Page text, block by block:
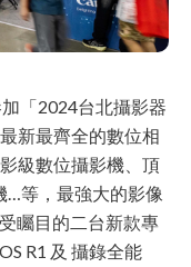
「2024台北攝影器
新最齊全的數位相
級數位攝影機、頂
…等，最強大的影像
矚目的二台新款專
R1 及 攝錄全能